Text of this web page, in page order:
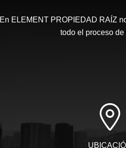
En ELEMENT PROPIEDAD RAÍZ
todo el proceso